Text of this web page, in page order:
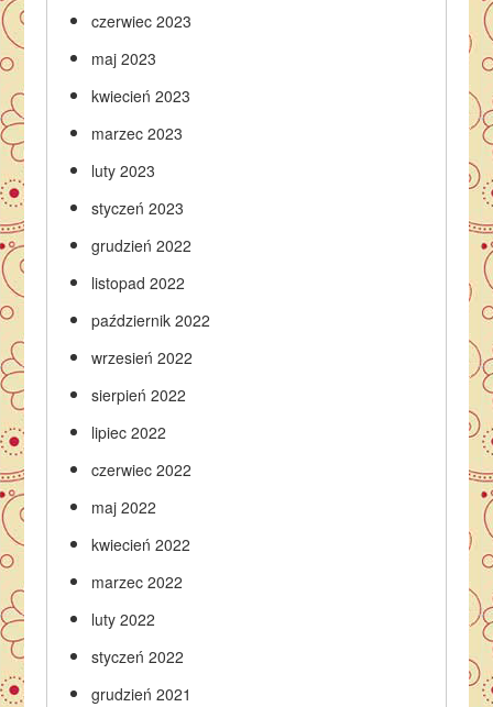
czerwiec 2023
maj 2023
kwiecień 2023
marzec 2023
luty 2023
styczeń 2023
grudzień 2022
listopad 2022
październik 2022
wrzesień 2022
sierpień 2022
lipiec 2022
czerwiec 2022
maj 2022
kwiecień 2022
marzec 2022
luty 2022
styczeń 2022
grudzień 2021